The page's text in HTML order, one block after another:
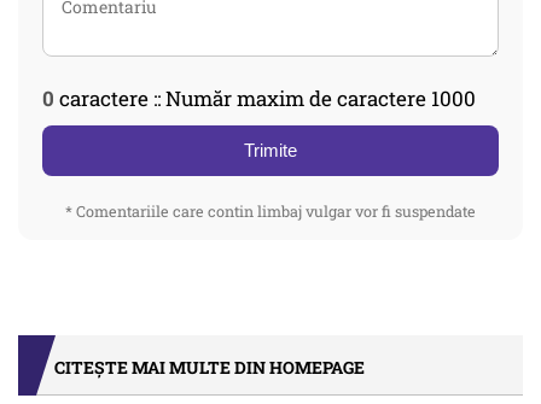
0 caractere :: Număr maxim de caractere 1000
Trimite
* Comentariile care contin limbaj vulgar vor fi suspendate
CITEȘTE MAI MULTE DIN HOMEPAGE